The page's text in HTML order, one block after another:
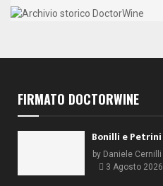
FIRMATO DOCTORWINE
Bonilli e Petrini
by Daniele Cernilli
3 Agosto 2026